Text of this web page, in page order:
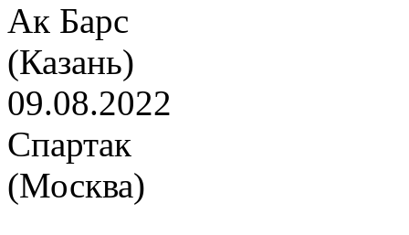
Ак Барс
(Казань)
09.08.2022
Спартак
(Москва)